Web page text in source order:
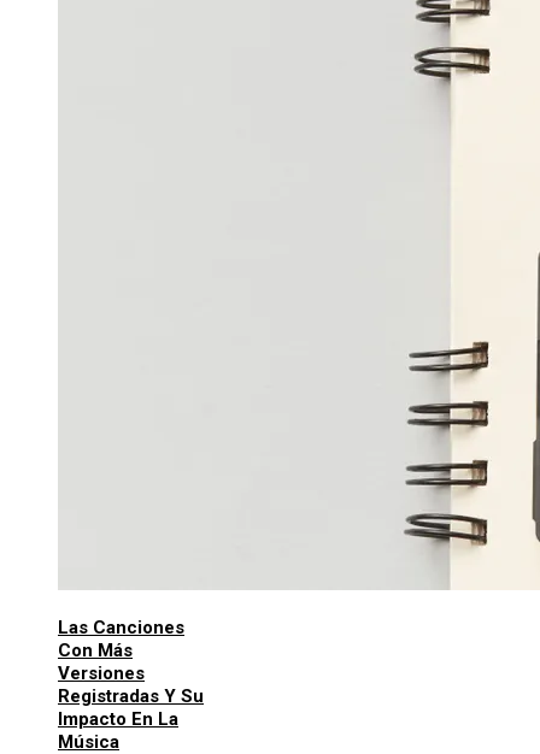
Las Canciones
Con Más
Versiones
Registradas Y Su
Impacto En La
Música